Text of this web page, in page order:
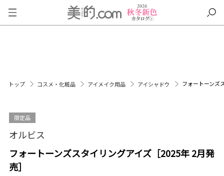
トップ コスメ・化粧品 アイメイク用品 アイシャドウ フォートーンズ
限定品
オルビス
フォートーンズスタイリングアイズ［2025年 2月発
売］